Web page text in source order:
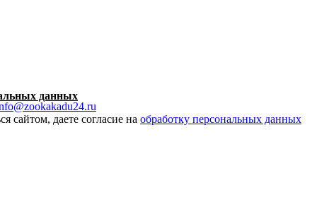
данных
сайтом, даете согласие на обработку персональных данных